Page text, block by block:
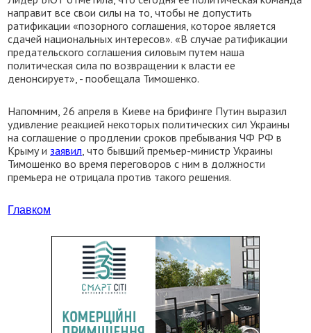
направит все свои силы на то, чтобы не допустить
ратификации «позорного соглашения, которое является
сдачей национальных интересов». «В случае ратификации
предательского соглашения силовым путем наша
политическая сила по возвращении к власти ее
денонсирует», - пообещала Тимошенко.
Напомним, 26 апреля в Киеве на брифинге Путин выразил
удивление реакцией некоторых политических сил Украины
на соглашение о продлении сроков пребывания ЧФ РФ в
Крыму и заявил, что бывший премьер-министр Украины
Тимошенко во время переговоров с ним в должности
премьера не отрицала против такого решения.
Главком